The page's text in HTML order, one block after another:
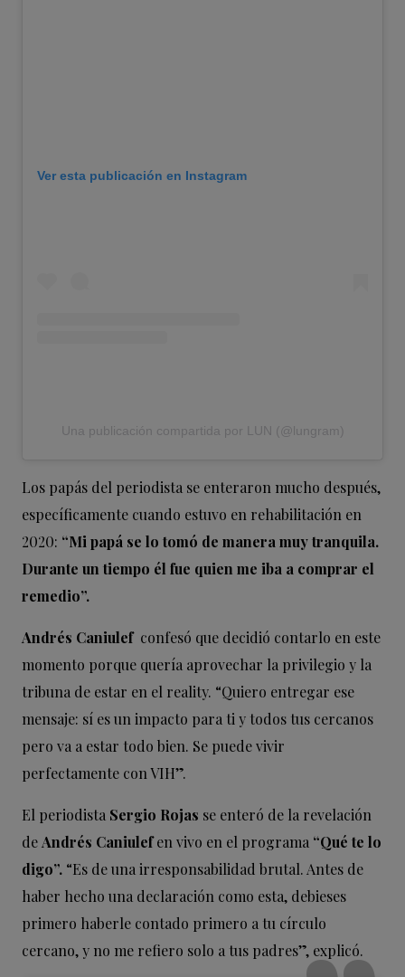
Ver esta publicación en Instagram
Una publicación compartida por LUN (@lungram)
Los papás del periodista se enteraron mucho después,
específicamente cuando estuvo en rehabilitación en
2020: “Mi papá se lo tomó de manera muy tranquila.
Durante un tiempo él fue quien me iba a comprar el
remedio”.
Andrés Caniulef confesó que decidió contarlo en este
momento porque quería aprovechar la privilegio y la
tribuna de estar en el reality. “Quiero entregar ese
mensaje: sí es un impacto para ti y todos tus cercanos
pero va a estar todo bien. Se puede vivir
perfectamente con VIH”.
El periodista Sergio Rojas se enteró de la revelación
de Andrés Caniulefen vivo en el programa “Qué te lo
digo”. “Es de una irresponsabilidad brutal. Antes de
haber hecho una declaración como esta, debieses
primero haberle contado primero a tu círculo
cercano, y no me refiero solo a tus padres”, explicó.